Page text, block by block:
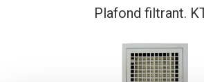
Plafond filtrant.